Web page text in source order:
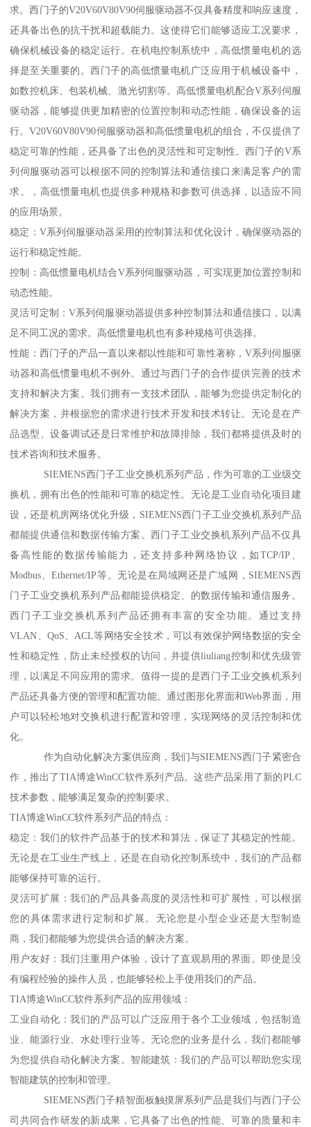
求。西门子的V20V60V80V90伺服驱动器不仅具备精度和响应速度，
还具备出色的抗干扰和超载能力。这使得它们能够适应工况要求，
确保机械设备的稳定运行。在机电控制系统中，高低惯量电机的选
择是至关重要的。西门子的高低惯量电机广泛应用于机械设备中，
如数控机床、包装机械、激光切割等。高低惯量电机配合V系列伺服
驱动器，能够提供更加精密的位置控制和动态性能，确保设备的运
行。V20V60V80V90伺服驱动器和高低惯量电机的组合，不仅提供了
稳定可靠的性能，还具备了出色的灵活性和可定制性。西门子的V系
列伺服驱动器可以根据不同的控制算法和通信接口来满足客户的需
求。，高低惯量电机也提供多种规格和参数可供选择，以适应不同
的应用场景。
稳定：V系列伺服驱动器采用的控制算法和优化设计，确保驱动器的
运行和稳定性能。
控制：高低惯量电机结合V系列伺服驱动器，可实现更加位置控制和
动态性能。
灵活可定制：V系列伺服驱动器提供多种控制算法和通信接口，以满
足不同工况的需求。高低惯量电机也有多种规格可供选择。
性能：西门子的产品一直以来都以性能和可靠性著称，V系列伺服驱
动器和高低惯量电机不例外。通过与西门子的合作提供完善的技术
支持和解决方案。我们拥有一支技术团队，能够为您提供定制化的
解决方案，并根据您的需求进行技术开发和技术转让。无论是在产
品选型、设备调试还是日常维护和故障排除，我们都将提供及时的
技术咨询和技术服务。
SIEMENS西门子工业交换机系列产品，作为可靠的工业级交
换机，拥有出色的性能和可靠的稳定性。无论是工业自动化项目建
设，还是机房网络优化升级，SIEMENS西门子工业交换机系列产品
都能提供通信和数据传输方案。西门子工业交换机系列产品不仅具
备高性能的数据传输能力，还支持多种网络协议，如TCP/IP、
Modbus、Ethernet/IP等。无论是在局域网还是广域网，SIEMENS西
门子工业交换机系列产品都能提供稳定、的数据传输和通信服务。
西门子工业交换机系列产品还拥有丰富的安全功能。通过支持
VLAN、QoS、ACL等网络安全技术，可以有效保护网络数据的安全
性和稳定性，防止未经授权的访问，并提供liuliang控制和优先级管
理，以满足不同应用的需求。值得一提的是西门子工业交换机系列
产品还具备方便的管理和配置功能。通过图形化界面和Web界面，用
户可以轻松地对交换机进行配置和管理，实现网络的灵活控制和优
化。
作为自动化解决方案供应商，我们与SIEMENS西门子紧密合
作，推出了TIA博途WinCC软件系列产品。这些产品采用了新的PLC
技术参数，能够满足复杂的控制要求。
TIA博途WinCC软件系列产品的特点：
稳定：我们的软件产品基于的技术和算法，保证了其稳定的性能。
无论是在工业生产线上，还是在自动化控制系统中，我们的产品都
能够保持可靠的运行。
灵活可扩展：我们的产品具备高度的灵活性和可扩展性，可以根据
您的具体需求进行定制和扩展。无论您是小型企业还是大型制造
商，我们都能够为您提供合适的解决方案。
用户友好：我们注重用户体验，设计了直观易用的界面。即使是没
有编程经验的操作人员，也能够轻松上手使用我们的产品。
TIA博途WinCC软件系列产品的应用领域：
工业自动化：我们的产品可以广泛应用于各个工业领域，包括制造
业、能源行业、水处理行业等。无论您的业务是什么，我们都能够
为您提供自动化解决方案。智能建筑：我们的产品可以帮助您实现
智能建筑的控制和管理。
SIEMENS西门子精智面板触摸屏系列产品是我们与西门子公
司共同合作研发的新成果，它具备了出色的性能、可靠的质量和丰